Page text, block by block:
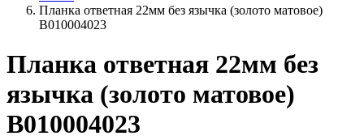
Планка ответная 22мм без язычка (золото матовое)
B010004023
Планка ответная 22мм без
язычка (золото матовое)
B010004023